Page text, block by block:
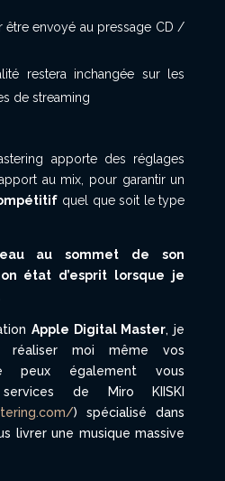
être envoyé au pressage CD /
restera inchangée sur les
de streaming
apporte des réglages
au mix, pour garantir un
quel que soit le type
au sommet de son
état d’esprit lorsque je
Apple Digital Master, je
réaliser moi même vos
peux également vous
de Miro KIISKI
) spécialisé dans
livrer une musique massive